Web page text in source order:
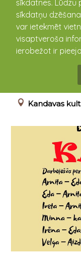
sīkdatnes. Lūdzu
sīkdatņu
var ietekmēt
visaptveroša
ierobežot ir
Vandzenes TN
Kandavas